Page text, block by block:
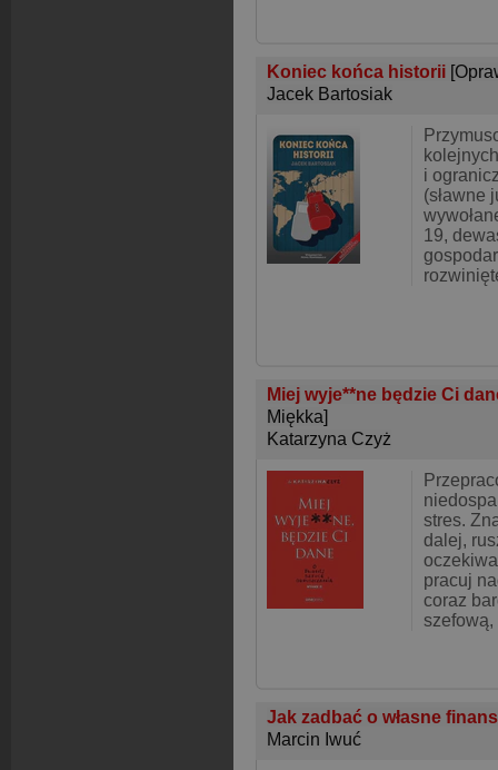
Koniec końca historii
Jacek Bartosiak
i
(sławne
19,
Miej wyje**ne będzie Ci
Miękka]
Katarzyna Czyż
stres.
dalej,
pracuj
coraz
Jak zadbać o własne
Marcin Iwuć